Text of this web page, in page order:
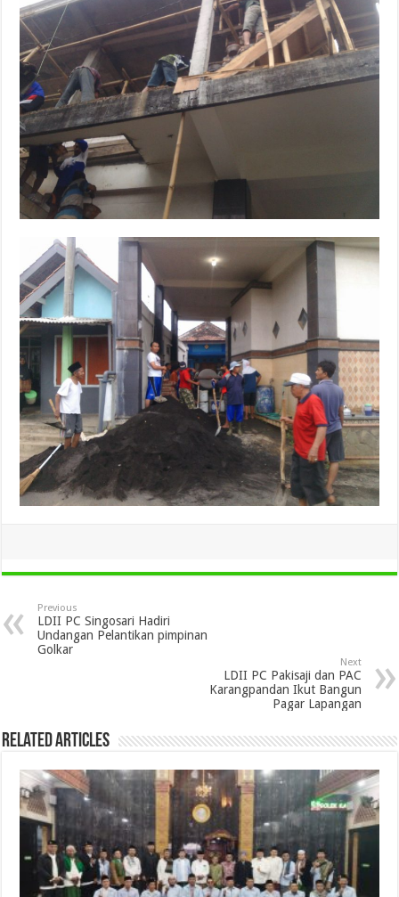
Previous
LDII PC Singosari Hadiri
Undangan Pelantikan pimpinan
Golkar
Next
LDII PC Pakisaji dan PAC
Karangpandan Ikut Bangun
Pagar Lapangan
Related Articles